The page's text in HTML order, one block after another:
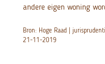
andere eigen woning
Bron: Hoge Raad |
21-11-2019